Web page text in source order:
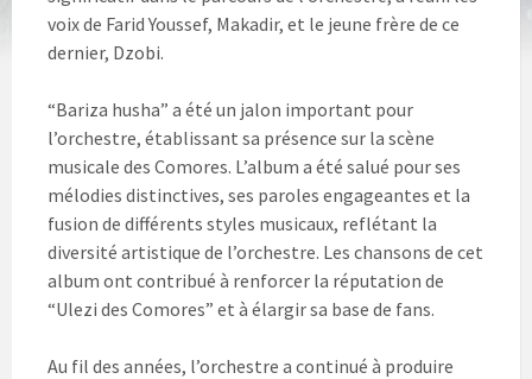
voix de Farid Youssef, Makadir, et le jeune frère de ce
dernier, Dzobi.
“Bariza husha” a été un jalon important pour
l’orchestre, établissant sa présence sur la scène
musicale des Comores. L’album a été salué pour ses
mélodies distinctives, ses paroles engageantes et la
fusion de différents styles musicaux, reflétant la
diversité artistique de l’orchestre. Les chansons de cet
album ont contribué à renforcer la réputation de
“Ulezi des Comores” et à élargir sa base de fans.
Au fil des années, l’orchestre a continué à produire